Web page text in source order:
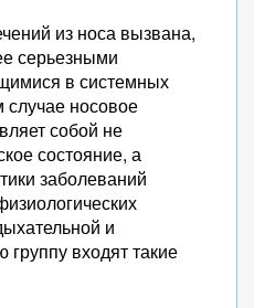
из носа вызвана,
серьезными
в системных
носовое
собой не
состояние, а
заболеваний
и
входят такие